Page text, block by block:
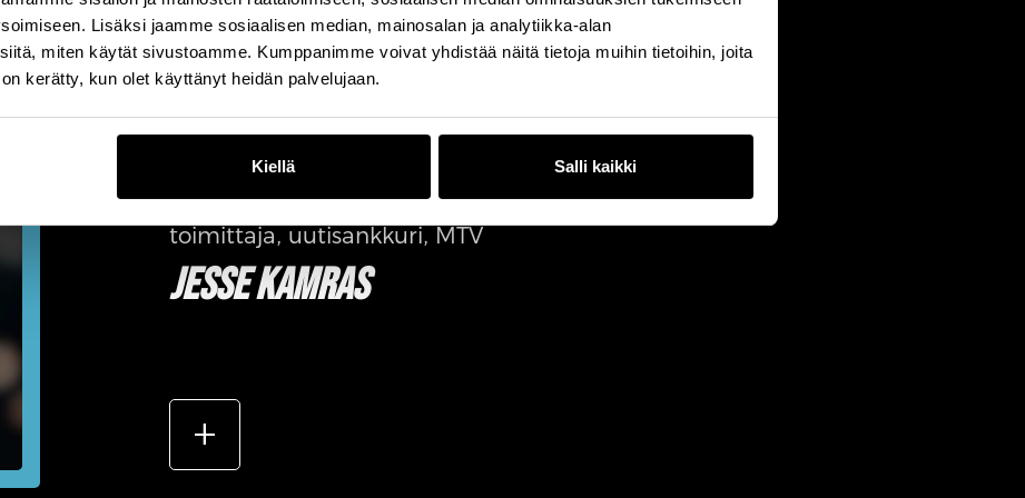
Lisäksi jaamme sosiaalisen median, mainosalan ja analytiikka-alan
miten käytät sivustoamme. Kumppanimme voivat yhdistää näitä tietoja muihin tietoihin, joita
kerätty, kun olet käyttänyt heidän palvelujaan.
Kiellä Salli kaikki
toimittaja, uutisankkuri, MTV
JESSE KAMRAS
add_2